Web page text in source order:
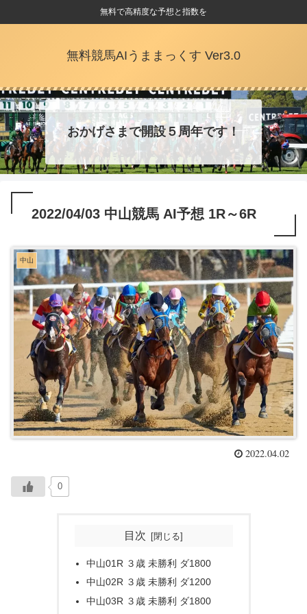
無料で高精度な予想と指数を
無料競馬AIうままっくす Ver3.0
おかげさまで開設５周年です！
2022/04/03 中山競馬 AI予想 1R～6R
中山
2022.04.02
0
目次
中山01R ３歳 未勝利 ダ1800
中山02R ３歳 未勝利 ダ1200
中山03R ３歳 未勝利 ダ1800